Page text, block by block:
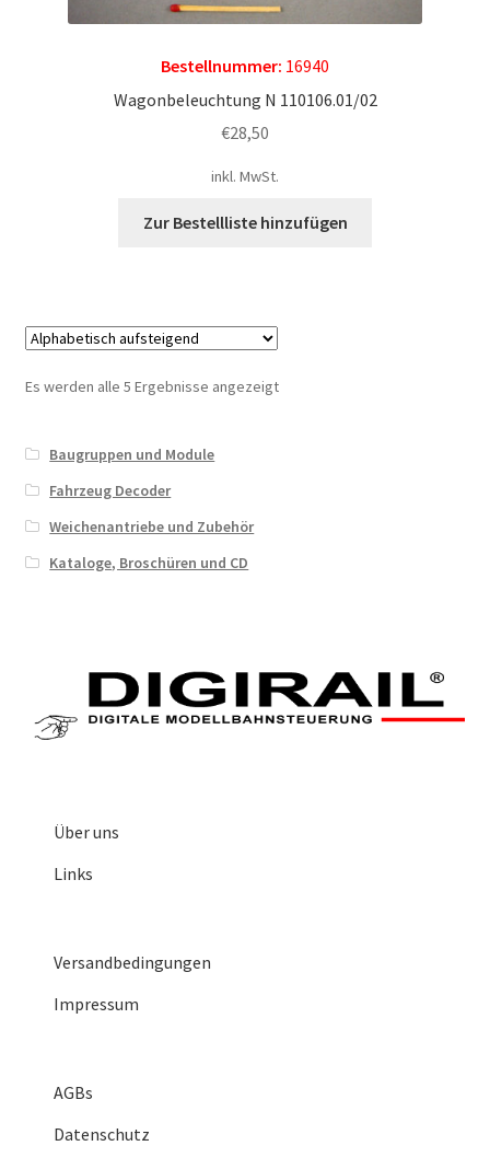
Bestellnummer: 16940
Wagonbeleuchtung N 110106.01/02
€28,50
inkl. MwSt.
Zur Bestellliste hinzufügen
Es werden alle 5 Ergebnisse angezeigt
Baugruppen und Module
Fahrzeug Decoder
Weichenantriebe und Zubehör
Kataloge, Broschüren und CD
Über uns
Links
Versandbedingungen
Impressum
AGBs
Datenschutz